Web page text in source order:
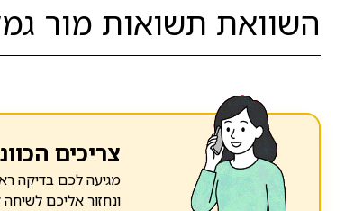
השוואת תשואות מור
צריכים
מגיעה לכם בדיקה
ונחזור אליכם